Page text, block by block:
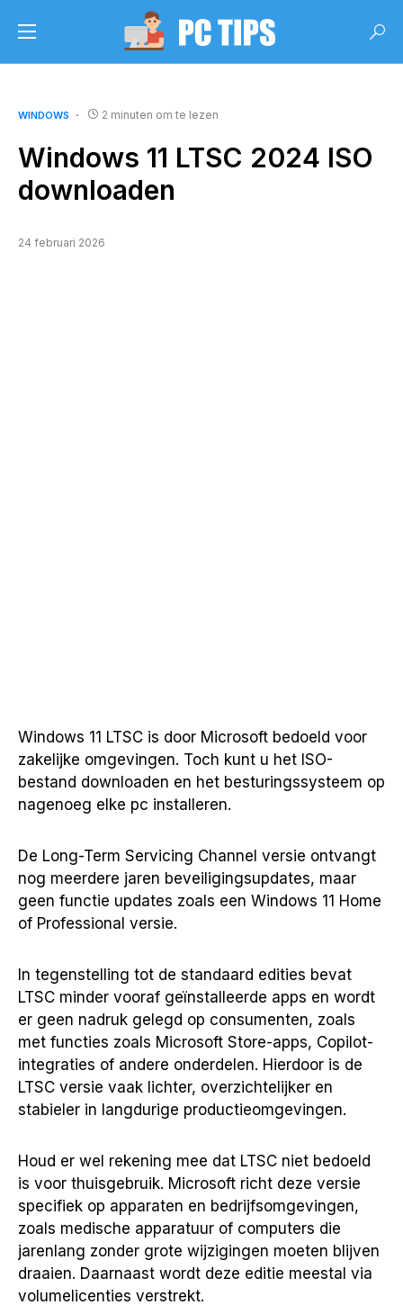
WINDOWS 2 minuten om te lezen
Windows 11 LTSC 2024 ISO
downloaden
24 februari 2026
Windows 11 LTSC is door Microsoft bedoeld voor
zakelijke omgevingen. Toch kunt u het ISO-
bestand downloaden en het besturingssysteem op
nagenoeg elke pc installeren.
De Long-Term Servicing Channel versie ontvangt
nog meerdere jaren beveiligingsupdates, maar
geen functie updates zoals een Windows 11 Home
of Professional versie.
In tegenstelling tot de standaard edities bevat
LTSC minder vooraf geïnstalleerde apps en wordt
er geen nadruk gelegd op consumenten, zoals
met functies zoals Microsoft Store-apps, Copilot-
integraties of andere onderdelen. Hierdoor is de
LTSC versie vaak lichter, overzichtelijker en
stabieler in langdurige productieomgevingen.
Houd er wel rekening mee dat LTSC niet bedoeld
is voor thuisgebruik. Microsoft richt deze versie
specifiek op apparaten en bedrijfsomgevingen,
zoals medische apparatuur of computers die
jarenlang zonder grote wijzigingen moeten blijven
draaien. Daarnaast wordt deze editie meestal via
volumelicenties verstrekt.